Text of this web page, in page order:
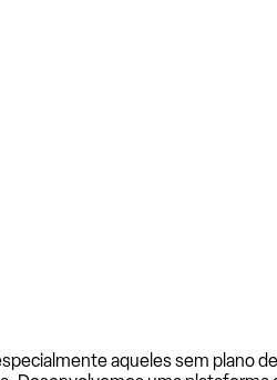
aqueles sem plano